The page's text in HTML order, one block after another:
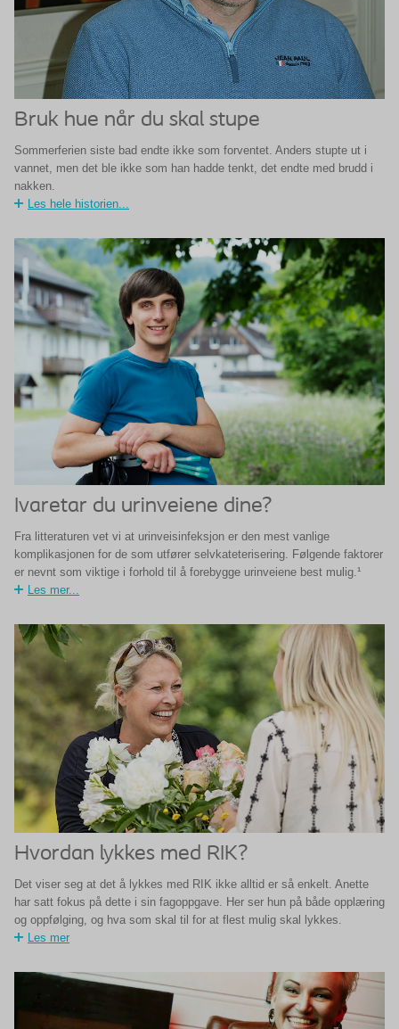
Bruk hue når du skal stupe
Sommerferien siste bad endte ikke som forventet. Anders stupte ut i
vannet, men det ble ikke som han hadde tenkt, det endte med brudd i
nakken.
Les hele historien...
Ivaretar du urinveiene dine?
Fra litteraturen vet vi at urinveisinfeksjon er den mest vanlige
komplikasjonen for de som utfører selvkateterisering. Følgende faktorer
er nevnt som viktige i forhold til å forebygge urinveiene best mulig.¹
Les mer...
Hvordan lykkes med RIK?
Det viser seg at det å lykkes med RIK ikke alltid er så enkelt. Anette
har satt fokus på dette i sin fagoppgave. Her ser hun på både opplæring
og oppfølging, og hva som skal til for at flest mulig skal lykkes.
Les mer